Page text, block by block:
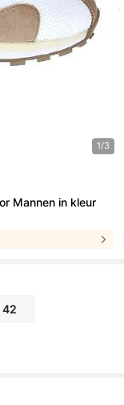
1/3
Mannen in kleur
42